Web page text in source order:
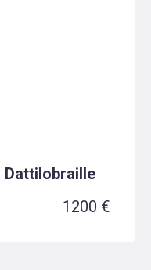
Dattilobraille
1200 €